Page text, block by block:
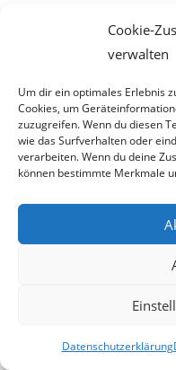
Cookie-
verwalten
Um dir ein optimales Erlebnis
Cookies, um
zuzugreifen. Wenn du diesen
wie das Surfverhalten oder
verarbeiten. Wenn du deine
können bestimmte Merkmale
Datenschutzerklärung
22. April 2012
Die Post bringt allen was